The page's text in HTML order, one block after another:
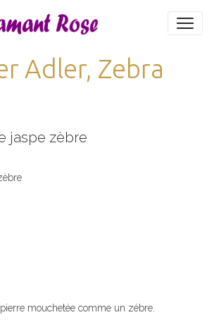
Adler, Zebra
jaspe zèbre
mouchetée comme un zébre.